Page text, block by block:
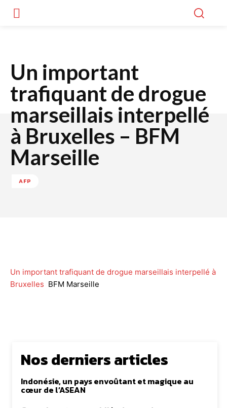
Un important
trafiquant de drogue
marseillais interpellé
à Bruxelles – BFM
Marseille
AFP
Un important trafiquant de drogue marseillais interpellé à
Bruxelles BFM Marseille
Nos derniers articles
Indonésie, un pays envoûtant et magique au
cœur de l’ASEAN